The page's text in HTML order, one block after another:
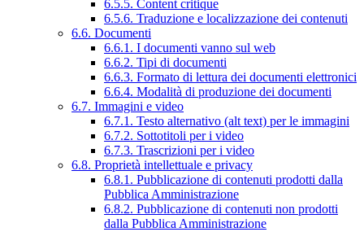
6.5.5. Content critique
6.5.6. Traduzione e localizzazione dei contenuti
6.6. Documenti
6.6.1. I documenti vanno sul web
6.6.2. Tipi di documenti
6.6.3. Formato di lettura dei documenti elettronici
6.6.4. Modalità di produzione dei documenti
6.7. Immagini e video
6.7.1. Testo alternativo (alt text) per le immagini
6.7.2. Sottotitoli per i video
6.7.3. Trascrizioni per i video
6.8. Proprietà intellettuale e privacy
6.8.1. Pubblicazione di contenuti prodotti dalla
Pubblica Amministrazione
6.8.2. Pubblicazione di contenuti non prodotti
dalla Pubblica Amministrazione